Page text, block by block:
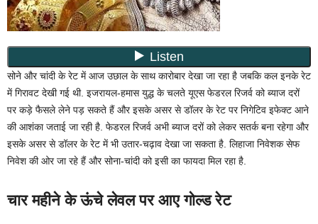
सोने और चांदी के रेट में आज उछाल के साथ कारोबार देखा जा रहा है जबकि कल इनके रेट
में गिरावट देखी गई थी. इजरायल-हमास युद्ध के चलते यूएस फेडरल रिजर्व को ब्याज दरों
पर कड़े फैसले लेने पड़ सकते हैं और इसके असर से डॉलर के रेट पर निगेटिव इफेक्ट आने
की आशंका जताई जा रही है. फेडरल रिजर्व अभी ब्याज दरों को लेकर सतर्क बना रहेगा और
इसके असर से डॉलर के रेट में भी उतार-चढ़ाव देखा जा सकता है. लिहाजा निवेशक सेफ
निवेश की ओर जा रहे हैं और सोना-चांदी को इसी का फायदा मिल रहा है.
चार महीने के ऊंचे लेवल पर आए गोल्ड रेट